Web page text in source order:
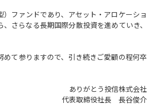
ファンドであり、アセット・アロケーショ
さらなる長期国際分散投資を進めていき、
て参りますので、引き続きご愛顧の程何卒
ありがとう投信株式会社
代表取締役社長 長谷俊介